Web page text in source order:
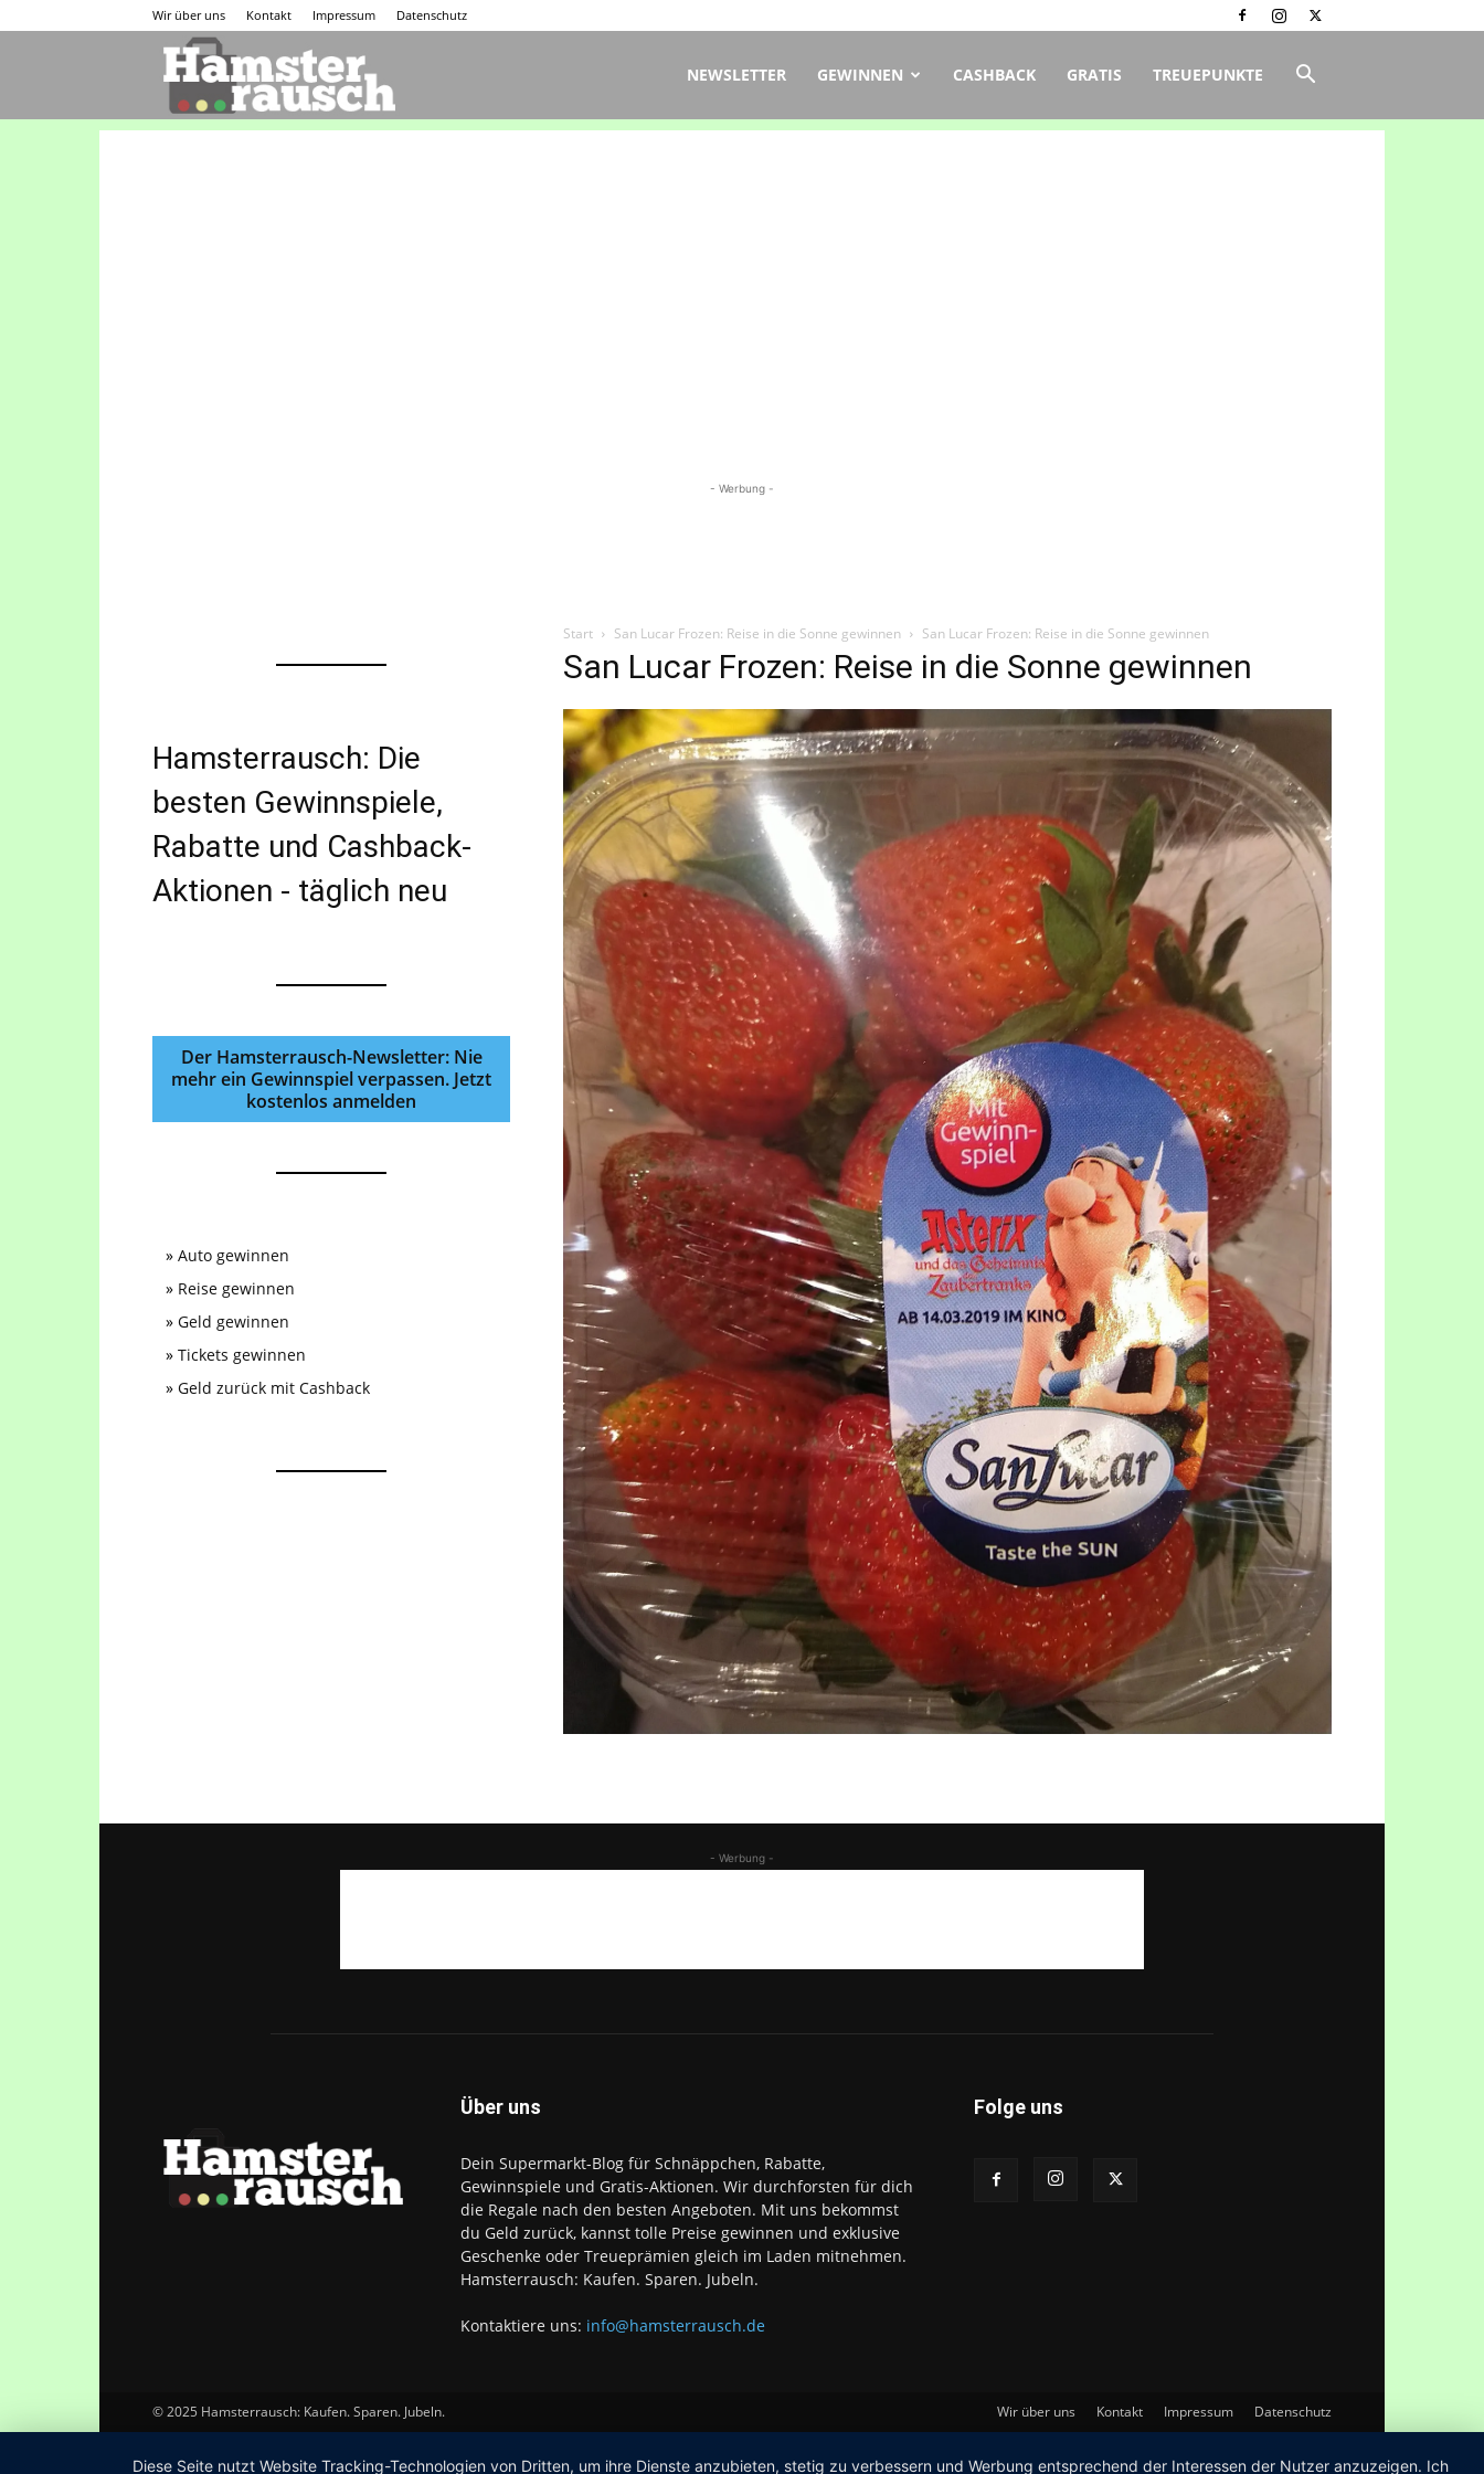
Wir über uns Kontakt Impressum Datenschutz
NEWSLETTER GEWINNEN CASHBACK GRATIS TREUEPUNKTE
- Werbung -
Start San Lucar Frozen: Reise in die Sonne gewinnen San Lucar Frozen: Reise in die Sonne gewinnen
San Lucar Frozen: Reise in die Sonne gewinnen
Hamsterrausch: Die
besten Gewinnspiele,
Rabatte und Cashback-
Aktionen - täglich neu
Der Hamsterrausch-Newsletter: Nie
mehr ein Gewinnspiel verpassen. Jetzt
kostenlos anmelden
» Auto gewinnen
» Reise gewinnen
» Geld gewinnen
» Tickets gewinnen
» Geld zurück mit Cashback
- Werbung -
Über uns
Dein Supermarkt-Blog für Schnäppchen, Rabatte,
Gewinnspiele und Gratis-Aktionen. Wir durchforsten für dich
die Regale nach den besten Angeboten. Mit uns bekommst
du Geld zurück, kannst tolle Preise gewinnen und exklusive
Geschenke oder Treueprämien gleich im Laden mitnehmen.
Hamsterrausch: Kaufen. Sparen. Jubeln.
Kontaktiere uns: info@hamsterrausch.de
Folge uns
Wir über uns Kontakt Impressum Datenschutz
© 2025 Hamsterrausch: Kaufen. Sparen. Jubeln.
Diese Seite nutzt Website Tracking-Technologien von Dritten, um ihre Dienste anzubieten, stetig zu verbessern und Werbung entsprechend der Interessen der Nutzer anzuzeigen. Ich